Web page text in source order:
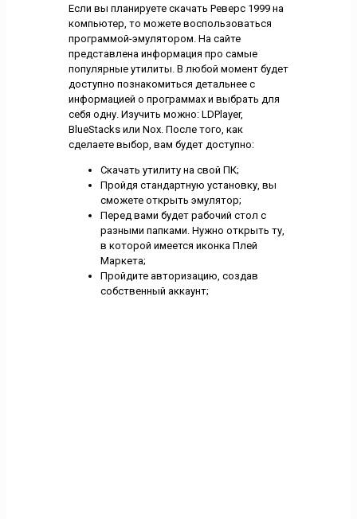
Если вы планируете скачать Реверс 1999 на
компьютер, то можете воспользоваться
программой-эмулятором. На сайте
представлена информация про самые
популярные утилиты. В любой момент будет
доступно познакомиться детальнее с
информацией о программах и выбрать для
себя одну. Изучить можно: LDPlayer,
BlueStacks или Nox. После того, как
сделаете выбор, вам будет доступно:
Скачать утилиту на свой ПК;
Пройдя стандартную установку, вы
сможете открыть эмулятор;
Перед вами будет рабочий стол с
разными папками. Нужно открыть ту,
в которой имеется иконка Плей
Маркета;
Пройдите авторизацию, создав
собственный аккаунт;